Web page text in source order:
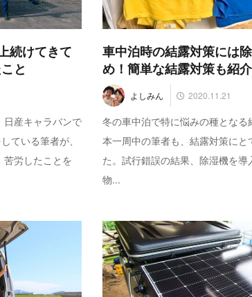
続けてきて
と
日産キャラバンで
ている筆者が、
労したことを
車中泊時の結露対策には
め！簡単な結露対策も紹
よしみん 2020.11.21
冬の車中泊で特に悩みの種となる
本一周中の筆者も、結露対策にと
た。試行錯誤の結果、除湿機を
物...